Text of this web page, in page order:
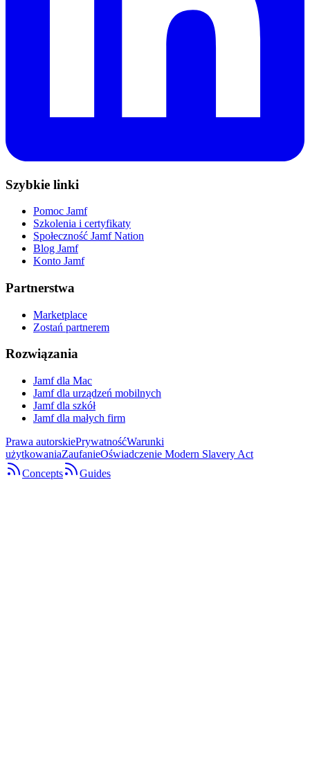
Szybkie linki
Pomoc Jamf
Szkolenia i certyfikaty
Społeczność Jamf Nation
Blog Jamf
Konto Jamf
Partnerstwa
Marketplace
Zostań partnerem
Rozwiązania
Jamf dla Mac
Jamf dla urządzeń mobilnych
Jamf dla szkół
Jamf dla małych firm
Prawa autorskiePrywatnośćWarunki
użytkowaniaZaufanieOświadczenie Modern Slavery Act
Concepts
Guides